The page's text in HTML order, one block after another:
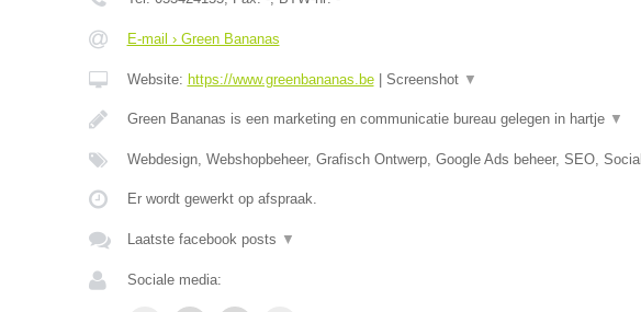
E-mail › Green Bananas
Website: https://www.greenbananas.be| Screenshot ▼
Green Bananas is een marketing en communicatie bureau gelegen in hartje ▼
Webdesign, Webshopbeheer, Grafisch Ontwerp, Google Ads beheer, SEO, Social
Er wordt gewerkt op afspraak.
Laatste facebook posts ▼
Sociale media: